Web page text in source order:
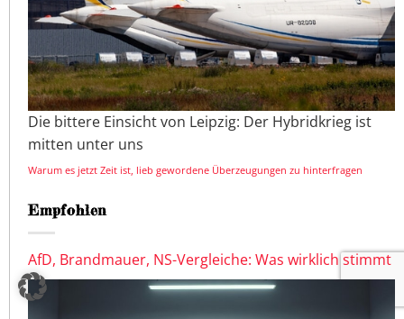
Die bittere Einsicht von Leipzig: Der Hybridkrieg ist
mitten unter uns
Warum es jetzt Zeit ist, lieb gewordene Überzeugungen zu hinterfragen
Empfohlen
AfD, Brandmauer, NS-Vergleiche: Was wirklich stimmt